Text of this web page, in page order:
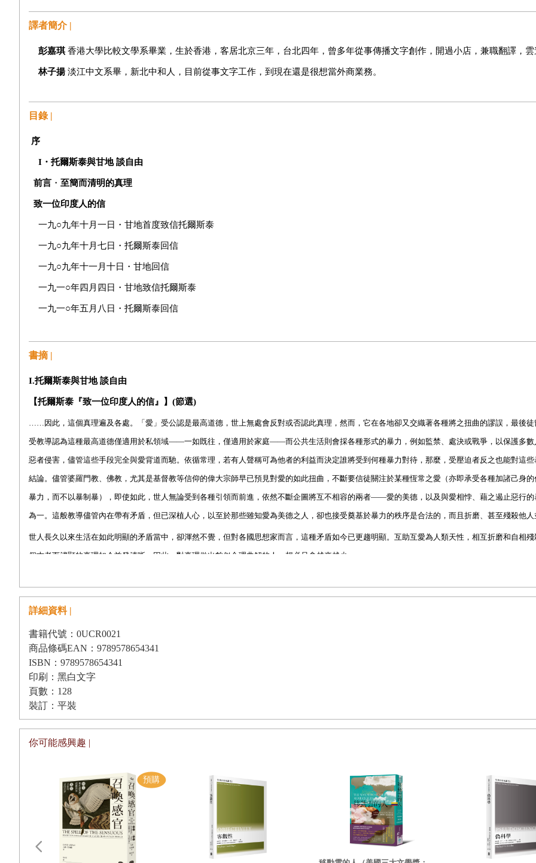
譯者簡介 |
彭嘉琪 香港大學比較文學系畢業，生於香港，客居北京三年，台北四年，曾多年從事傳播文字創作，開過小店，兼職翻譯，
林子揚 淡江中文系畢，新北中和人，目前從事文字工作，到現在還是很想當外商業務。
目錄 |
序
I ・ 托爾斯泰與甘地 談自由
前言 ・ 至簡而清明的真理
致一位印度人的信
一九○九年十月一日・甘地首度致信托爾斯泰
一九○九年十月七日・托爾斯泰回信
一九○九年十一月十日・甘地回信
一九一○年四月四日・甘地致信托爾斯泰
一九一○年五月八日・托爾斯泰回信
II・愛因斯坦與佛洛伊德
一九三二年十二月・愛因斯坦回覆佛洛伊德
書摘 |
I.托爾斯泰與甘地 談自由
【托爾斯泰『致一位印度人的信』】(節選)
…… 因此，這個真理遍及各處。 「 愛 」 受公認是最高道德，世上無處會反對或否認此真理，然而，它在各地卻又交織著各種將之扭曲的謬誤，最後
受教導認為這種最高道德僅適用於私領域——一如既往，僅適用於家庭——而公共生活則會採各種形式的暴力，例如監禁、處決或戰爭，以保護多
惡者侵害，儘管這些手段完全與愛背道而馳。依循常理，若有人聲稱可為他者的利益而決定誰將受到何種暴力對待，那麼，受壓迫者反之也能對這
結論。儘管婆羅門教、佛教，尤其是基督教等信仰的偉大宗師早已預見對愛的如此扭曲，不斷要信徒關注於某種恆常之愛（亦即承受各種加諸己身
暴力，而不以暴制暴），即使如此，世人無論受到各種引領而前進，依然不斷企圖將互不相容的兩者——愛的美德，以及與愛相悖、藉之遏止惡行的
為一。這般教導儘管內在帶有矛盾，但已深植人心，以至於那些雖知愛為美德之人，卻也接受奠基於暴力的秩序是合法的，而且折磨、甚至殘殺他
世人長久以來生活在如此明顯的矛盾當中，卻渾然不覺，但對各國思想家而言，這種矛盾如今已更趨明顯。互助互愛為人類天性，相互折磨和自相
個古老而淺顯的真理如今益發清晰；因此，對真理做出貌似合理曲解的人，想必只會越來越少。
以及其他各國的元首。但人存在的時間越長，對「神賜予統治者特權」這種怪異說法的信仰就越薄弱。這種認知在基督教與婆羅門世界，乃至佛教
說幾乎同時式微，方式如出一轍；如此觀念至今已然淡去，不再凌駕於人的理性判斷和確切的信仰情感。如今，人民的目光益發清晰，多數人也明
志託付給與自己並無二致之人，而且受命去做一些不但有違自己利益，同時也與良知相悖之事，是多麼愚昧而且墮落。因此，可能有人會認為，大
信心若是不再，對各種君主之神性的想法亦無存，那麼眾人便會解放自己，不再屈從。然而不幸的是，因人民屈從而從中受惠的，不僅有被視為超
者，還有因如此信仰而在這些偽聖人的統治期間環環群聚在其周圍，自我組織、且日漸壯大的一群人。這群人假借治理的形象，大占百姓便宜。在
授的古老謊言已然衰敗之際，這些人關心的不過是再培植出一個一如前者的新權威，以便人民仍能受少數統治者所役。
【甘地首度致信托爾斯泰】(節選)
容我冒昧懇請您關注川斯瓦共和國（南非）近三年來發生的事件。
該殖民地目前約有一萬三千名英籍印度人，這些印度人多年來都在法治不周的狀態下抗爭著。該殖民地對有色人種的偏見，以及某方面對亞洲人
三年前頒布的一條律法讓事態達至高峰，我和許多人都認為，該法刻意貶低、羞辱了施行對象。我認為若遵守此等性質的法律，有違真正的宗教
與我過去深懷不抵抗惡行的信念，至今依然堅定不移。我有幸曾拜讀您的文字，印象甚為深刻。英籍印度人目前深陷前述狀況，採行了不屈從該法
詳細資料 |
書籍代號：0UCR0021
商品條碼EAN：9789578654341
ISBN：9789578654341
印刷：黑白文字
頁數：128
裝訂：平裝
你可能感興趣 |